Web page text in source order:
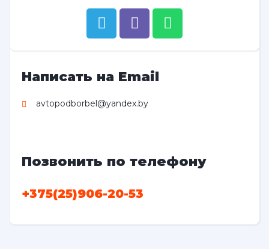
Написать на Email
avtopodborbel@yandex.by
Позвонить по телефону
+375(25)906-20-53